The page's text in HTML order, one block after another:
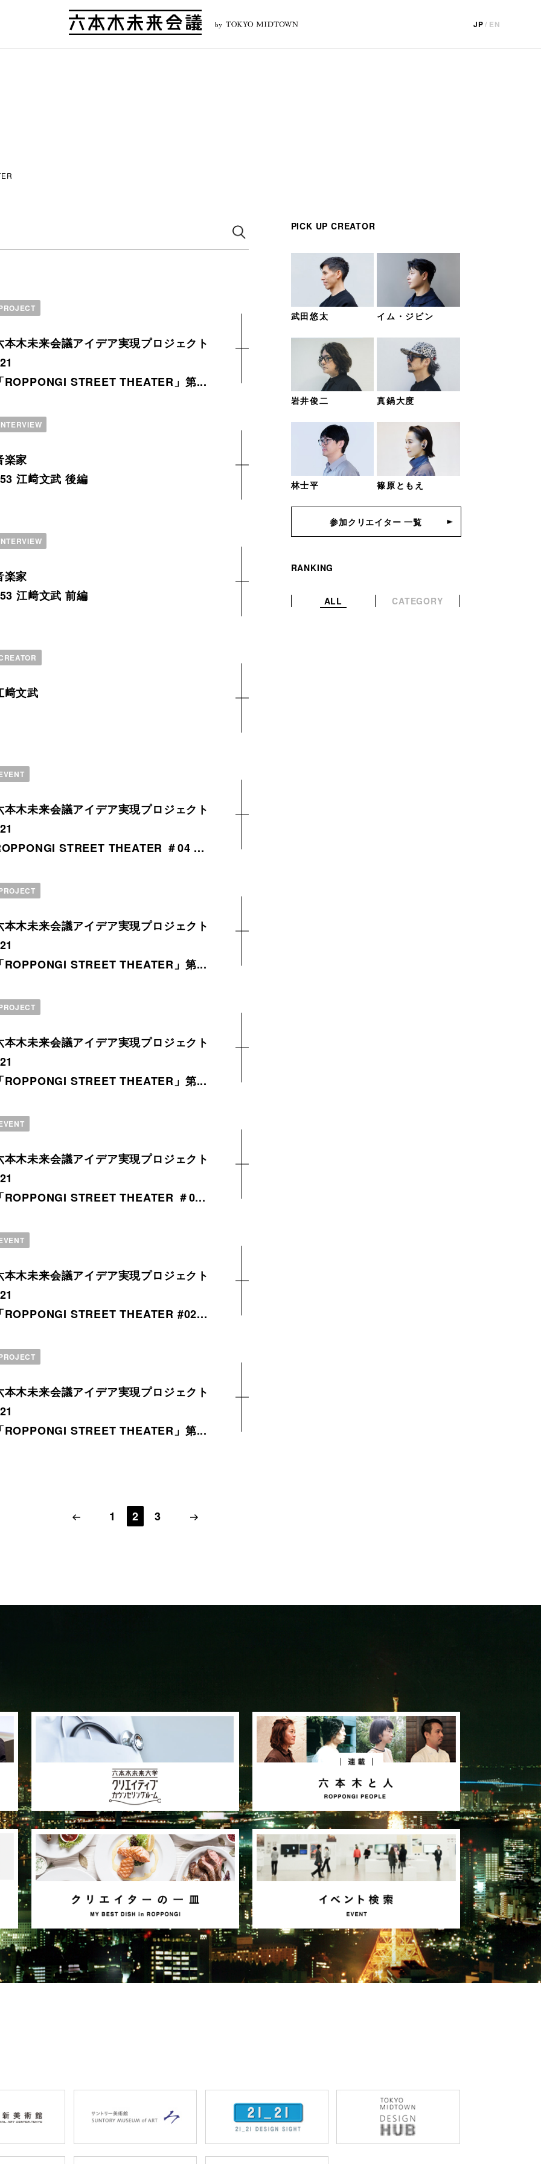
by JP/ EN
本木未来会議アイデア実現プロジェクト
ROPPONGI STREET THEATER」第...
楽家
江﨑文武 後編
楽家
江﨑文武 前編
﨑文武
本木未来会議アイデア実現プロジェクト
STREET THEATER ＃04 ...
本木未来会議アイデア実現プロジェクト
ROPPONGI STREET THEATER」第...
本木未来会議アイデア実現プロジェクト
ROPPONGI STREET THEATER」第...
本木未来会議アイデア実現プロジェクト
ROPPONGI STREET THEATER ＃0...
本木未来会議アイデア実現プロジェクト
ROPPONGI STREET THEATER #02...
本木未来会議アイデア実現プロジェクト
ROPPONGI STREET THEATER」第...
PICK UP CREATOR
武田悠太 イム・ジビン
岩井俊二 真鍋大度
林士平 篠原ともえ
参加クリエイター 一覧
RANKING
ALL CATEGORY
1 2 3